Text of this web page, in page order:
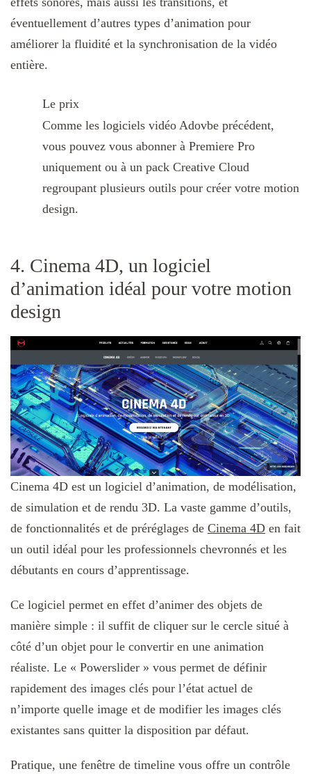
éventuellement d’autres types d’animation pour
améliorer la fluidité et la synchronisation de la vidéo
entière.
Le prix
Comme les logiciels vidéo Adovbe précédent,
vous pouvez vous abonner à Premiere Pro
uniquement ou à un pack Creative Cloud
regroupant plusieurs outils pour créer votre motion
design.
4. Cinema 4D, un logiciel
d’animation idéal pour votre motion
design
Cinema 4D est un logiciel d’animation, de modélisation,
de simulation et de rendu 3D. La vaste gamme d’outils,
de fonctionnalités et de préréglages de Cinema 4D en fait
un outil idéal pour les professionnels chevronnés et les
débutants en cours d’apprentissage.
Ce logiciel permet en effet d’animer des objets de
manière simple : il suffit de cliquer sur le cercle situé à
côté d’un objet pour le convertir en une animation
réaliste. Le « Powerslider » vous permet de définir
rapidement des images clés pour l’état actuel de
n’importe quelle image et de modifier les images clés
existantes sans quitter la disposition par défaut.
Pratique, une fenêtre de timeline vous offre un contrôle